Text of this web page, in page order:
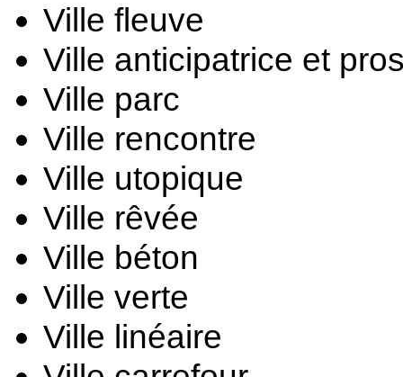
Ville fleuve
Ville anticipatrice et
Ville parc
Ville rencontre
Ville utopique
Ville rêvée
Ville béton
Ville verte
Ville linéaire